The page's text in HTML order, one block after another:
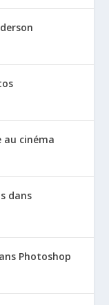
au cinéma
dans
Photoshop